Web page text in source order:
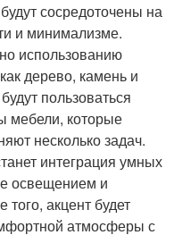
сосредоточены на
и минимализме.
использованию
дерево, камень и
пользоваться
мебели, которые
несколько задач.
интеграция умных
освещением и
акцент будет
атмосферы с